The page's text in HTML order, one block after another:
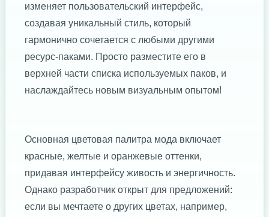
изменяет пользовательский интерфейс,
создавая уникальный стиль, который
гармонично сочетается с любыми другими
ресурс-паками. Просто разместите его в
верхней части списка используемых паков, и
наслаждайтесь новым визуальным опытом!
Основная цветовая палитра мода включает
красные, желтые и оранжевые оттенки,
придавая интерфейсу живость и энергичность.
Однако разработчик открыт для предложений:
если вы мечтаете о других цветах, например,